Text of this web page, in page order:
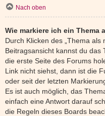
Nach oben
Wie markiere ich ein Thema
Durch Klicken des „Thema als
Beitragsansicht kannst du
die erste Seite des Forums
Link nicht siehst, dann ist die
oder seit der letzten
Es ist auch möglich, das
einfach eine Antwort darauf
die Regeln dieses Boards